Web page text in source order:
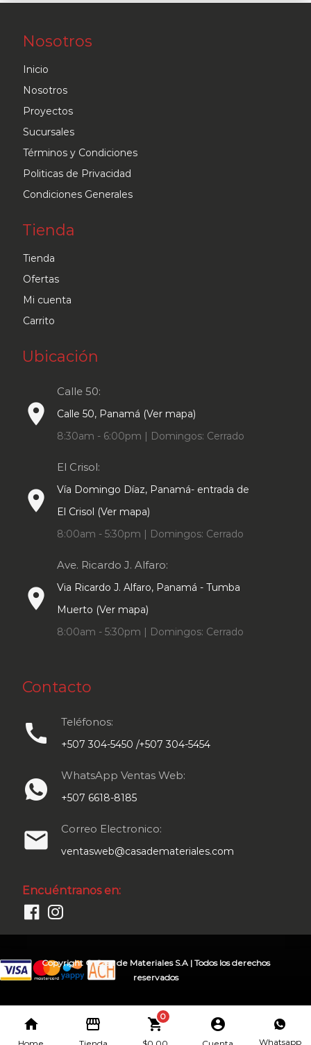
Nosotros
Inicio
Nosotros
Proyectos
Sucursales
Términos y Condiciones
Politicas de Privacidad
Condiciones Generales
Tienda
Tienda
Ofertas
Mi cuenta
Carrito
Ubicación
place
Calle 50:
Calle 50, Panamá (Ver mapa)
8:30am - 6:00pm | Domingos: Cerrado
place
El Crisol:
Vía Domingo Díaz, Panamá- entrada de
El Crisol (Ver mapa)
8:00am - 5:30pm | Domingos: Cerrado
place
Ave. Ricardo J. Alfaro:
Via Ricardo J. Alfaro, Panamá - Tumba
Muerto (Ver mapa)
8:00am - 5:30pm | Domingos: Cerrado
Contacto
call Teléfonos:
+507 304-5450 /+507 304-5454
WhatsApp Ventas Web:
+507 6618-8185
email Correo Electronico:
ventasweb@casademateriales.com
Encuéntranos en:
Copyright © Casa de Materiales S.A | Todos los derechos
reservados
home storefront 0
shopping_cart account_circle
Whatsapp